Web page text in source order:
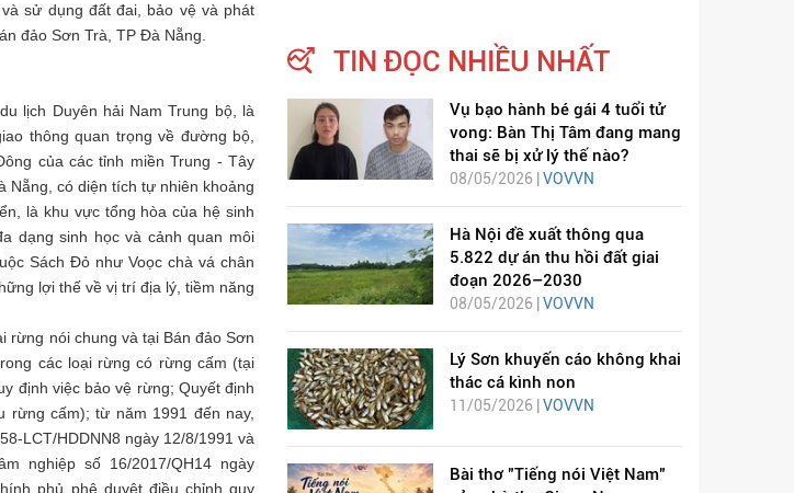
sử dụng đất đai, bảo vệ và phát
đảo Sơn Trà, TP Đà Nẵng.
lịch Duyên hải Nam Trung bộ, là
thông quan trọng về đường bộ,
của các tỉnh miền Trung - Tây
Nẵng, có diện tích tự nhiên khoảng
là khu vực tổng hòa của hệ sinh
dạng sinh học và cảnh quan môi
Sách Đỏ như Voọc chà vá chân
lợi thế về vị trí địa lý, tiềm năng
rừng nói chung và tại Bán đảo Sơn
các loại rừng có rừng cấm (tại
định việc bảo vệ rừng; Quyết định
rừng cấm); từ năm 1991 đến nay,
LCT/HDDNN8 ngày 12/8/1991 và
nghiệp số 16/2017/QH14 ngày
phủ phê duyệt điều chỉnh quy
TIN ĐỌC NHIỀU NHẤT
Vụ bạo hành bé gái 4 tuổi tử
vong: Bàn Thị Tâm đang mang
thai sẽ bị xử lý thế nào?
08/05/2026 | VOVVN
Hà Nội đề xuất thông qua
5.822 dự án thu hồi đất giai
đoạn 2026–2030
08/05/2026 | VOVVN
Lý Sơn khuyến cáo không khai
thác cá kình non
11/05/2026 | VOVVN
Bài thơ "Tiếng nói Việt Nam"